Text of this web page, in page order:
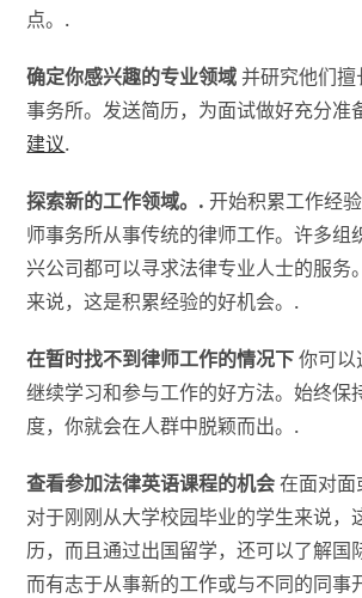
点。.
确定你感兴趣的专业领域并研究他们
事务所。发送简历，为面试做好充分准
建议.
探索新的工作领域。. 开始积累工作经
师事务所从事传统的律师工作。许多组
兴公司都可以寻求法律专业人士的服务
来说，这是积累经验的好机会。.
在暂时找不到律师工作的情况下你可以
继续学习和参与工作的好方法。始终保
度，你就会在人群中脱颖而出。.
查看参加法律英语课程的机会在面对面
对于刚刚从大学校园毕业的学生来说，
历，而且通过出国留学，还可以了解国
而有志于从事新的工作或与不同的同事